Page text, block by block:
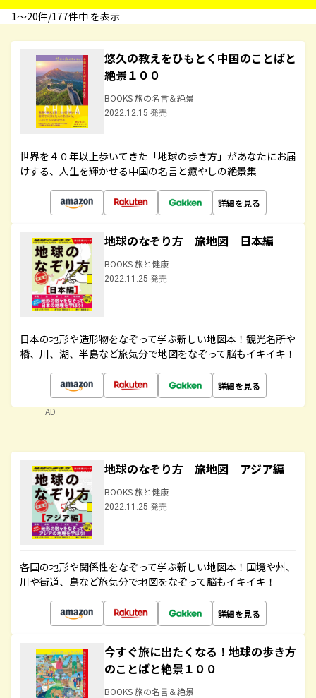
1〜20件/177件中 を表示
悠久の教えをひもとく中国のことばと
絶景１００
BOOKS 旅の名言＆絶景
2022.12.15 発売
世界を４０年以上歩いてきた「地球の歩き方」があなたにお届
けする、人生を輝かせる中国の名言と癒やしの絶景集
詳細を見る
地球のなぞり方 旅地図 日本編
BOOKS 旅と健康
2022.11.25 発売
日本の地形や造形物をなぞって学ぶ新しい地図本！観光名所や
橋、川、湖、半島など旅気分で地図をなぞって脳もイキイキ！
詳細を見る
AD
地球のなぞり方 旅地図 アジア編
BOOKS 旅と健康
2022.11.25 発売
各国の地形や関係性をなぞって学ぶ新しい地図本！国境や州、
川や街道、島など旅気分で地図をなぞって脳もイキイキ！
詳細を見る
今すぐ旅に出たくなる！地球の歩き方
のことばと絶景１００
BOOKS 旅の名言＆絶景